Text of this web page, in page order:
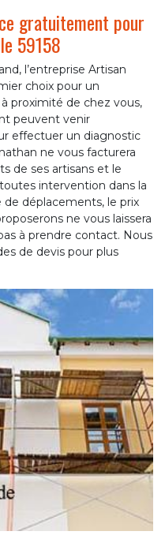
gratuitement pour
59158
l’entreprise Artisan
choix pour un
proximité de chez vous,
peuvent venir
effectuer un diagnostic
ne vous facturera
de ses artisans et le
intervention dans la
déplacements, le prix
ne vous laissera
à prendre contact. Nous
de devis pour plus